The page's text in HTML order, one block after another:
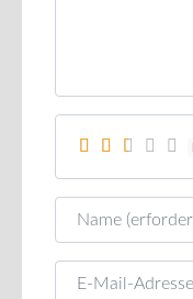
Name
E-Mail